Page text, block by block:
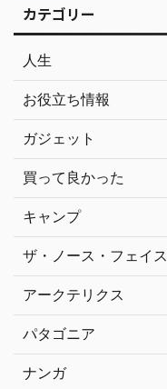
カテゴリー
人生
お役立ち情報
ガジェット
買って良かった
キャンプ
ザ・ノース・フェイス
アークテリクス
パタゴニア
ナンガ